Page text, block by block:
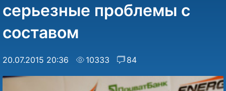
серьезные проблемы с
составом
20.07.2015 20:36 10333 84